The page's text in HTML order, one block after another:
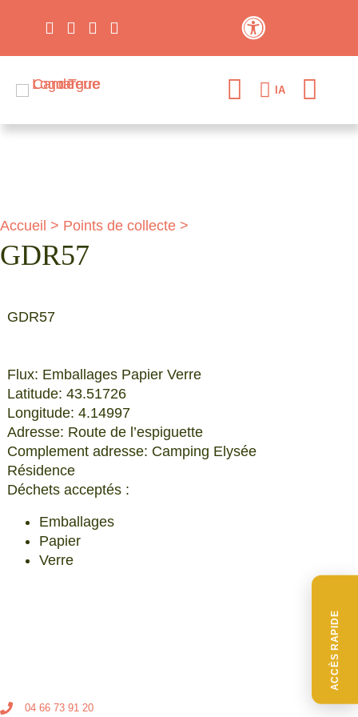
ACCÈS RAPIDE
IA
Accueil > Points de collecte >
GDR57
GDR57
Flux: Emballages Papier Verre
Latitude: 43.51726
Longitude: 4.14997
Adresse: Route de l’espiguette
Complement adresse: Camping Elysée
Résidence
Déchets acceptés :
Emballages
Papier
Verre
04 66 73 91 20